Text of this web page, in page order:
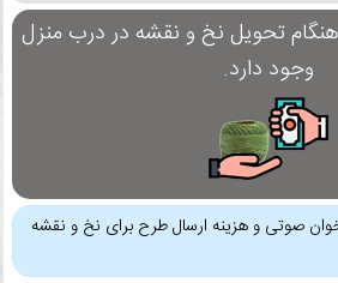
تحویل نخ و نقشه در درب منزل
وجود دارد.
صوتی و هزینه ارسال طرح برای نخ و نقشه